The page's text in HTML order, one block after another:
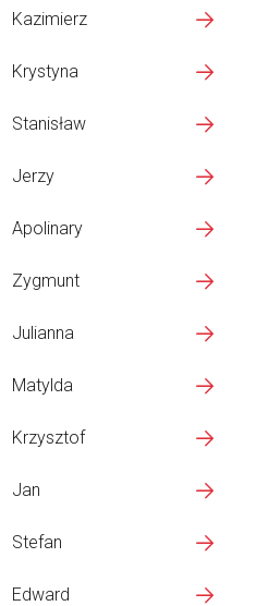
Kazimierz
Krystyna
Stanisław
Jerzy
Apolinary
Zygmunt
Julianna
Matylda
Krzysztof
Jan
Stefan
Edward